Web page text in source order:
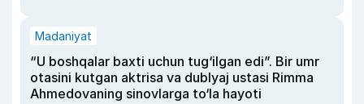
Madaniyat
“U boshqalar baxti uchun tug‘ilgan edi”. Bir umr
otasini kutgan aktrisa va dublyaj ustasi Rimma
Ahmedovaning sinovlarga to‘la hayoti